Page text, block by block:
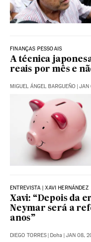
FINANÇAS PESSOAIS
A técnica
reais por mês e
MIGUEL ÁNGEL BARGUEÑO | JAN
ENTREVISTA | XAVI HERNÁNDEZ
Xavi: “Depois da
Neymar será a
anos”
DIEGO TORRES | Doha | JAN 08,